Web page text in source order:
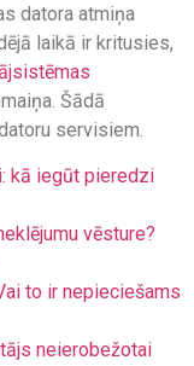
datora atmiņa
laikā ir kritusies,
Šādā
servisiem.
kā iegūt pieredzi
vēsture?
to ir nepieciešams
neierobežotai